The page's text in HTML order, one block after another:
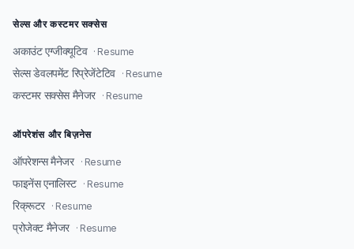
सेल्स और कस्टमर सक्सेस
अकाउंट एग्जीक्यूटिव · Resume
सेल्स डेवलपमेंट रिप्रेजेंटेटिव · Resume
कस्टमर सक्सेस मैनेजर · Resume
ऑपरेशंस और बिज़नेस
ऑपरेशन्स मैनेजर · Resume
फाइनेंस एनालिस्ट · Resume
रिक्रूटर · Resume
प्रोजेक्ट मैनेजर · Resume